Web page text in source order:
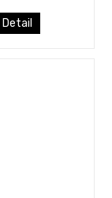
Detail